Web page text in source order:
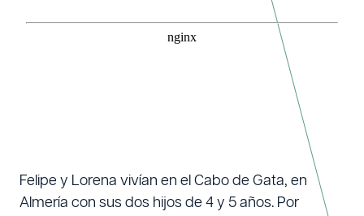
Felipe y Lorena vivían en el Cabo de Gata, en
Almería con sus dos hijos de 4 y 5 años. Por